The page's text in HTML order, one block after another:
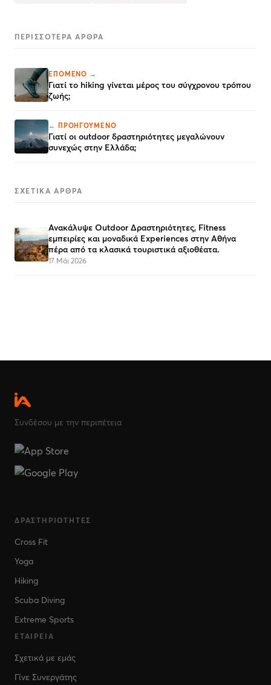
ΠΕΡΙΣΣΌΤΕΡΑ ΆΡΘΡΑ
ΕΠΌΜΕΝΟ →
Γιατί το hiking γίνεται μέρος του σύγχρονου τρόπου
ζωής;
← ΠΡΟΗΓΟΎΜΕΝΟ
Γιατί οι outdoor δραστηριότητες μεγαλώνουν
συνεχώς στην Ελλάδα;
ΣΧΕΤΙΚΆ ΆΡΘΡΑ
Ανακάλυψε Outdoor Δραστηριότητες, Fitness
εμπειρίες και μοναδικά Experiences στην Αθήνα
πέρα από τα κλασικά τουριστικά αξιοθέατα.
17 Μάι 2026
Συνδέσου με την περιπέτεια
ΔΡΑΣΤΗΡΙΌΤΗΤΕΣ
Cross Fit
Yoga
Hiking
Scuba Diving
Extreme Sports
ΕΤΑΙΡΕΊΑ
Σχετικά με εμάς
Γίνε Συνεργάτης